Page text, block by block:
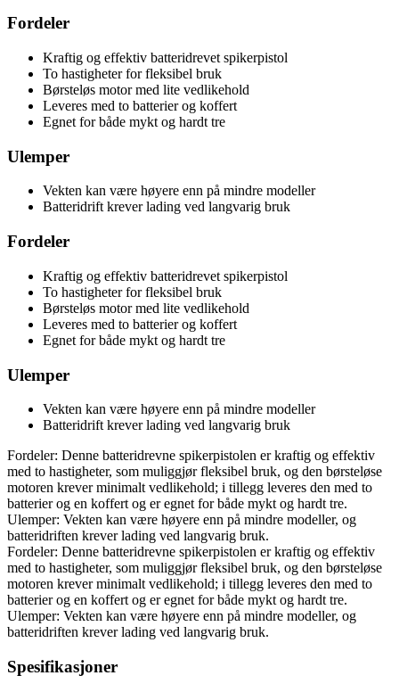
Fordeler
Kraftig og effektiv batteridrevet spikerpistol
To hastigheter for fleksibel bruk
Børsteløs motor med lite vedlikehold
Leveres med to batterier og koffert
Egnet for både mykt og hardt tre
Ulemper
Vekten kan være høyere enn på mindre modeller
Batteridrift krever lading ved langvarig bruk
Fordeler
Kraftig og effektiv batteridrevet spikerpistol
To hastigheter for fleksibel bruk
Børsteløs motor med lite vedlikehold
Leveres med to batterier og koffert
Egnet for både mykt og hardt tre
Ulemper
Vekten kan være høyere enn på mindre modeller
Batteridrift krever lading ved langvarig bruk
Fordeler: Denne batteridrevne spikerpistolen er kraftig og effektiv
med to hastigheter, som muliggjør fleksibel bruk, og den børsteløse
motoren krever minimalt vedlikehold; i tillegg leveres den med to
batterier og en koffert og er egnet for både mykt og hardt tre.
Ulemper: Vekten kan være høyere enn på mindre modeller, og
batteridriften krever lading ved langvarig bruk.
Fordeler: Denne batteridrevne spikerpistolen er kraftig og effektiv
med to hastigheter, som muliggjør fleksibel bruk, og den børsteløse
motoren krever minimalt vedlikehold; i tillegg leveres den med to
batterier og en koffert og er egnet for både mykt og hardt tre.
Ulemper: Vekten kan være høyere enn på mindre modeller, og
batteridriften krever lading ved langvarig bruk.
Spesifikasjoner